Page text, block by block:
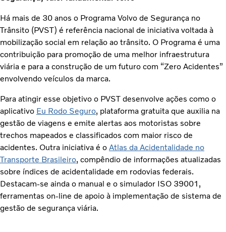
Há mais de 30 anos o Programa Volvo de Segurança no
Trânsito (PVST) é referência nacional de iniciativa voltada à
mobilização social em relação ao trânsito. O Programa é uma
contribuição para promoção de uma melhor infraestrutura
viária e para a construção de um futuro com “Zero Acidentes”
envolvendo veículos da marca.
Para atingir esse objetivo o PVST desenvolve ações como o
aplicativo Eu Rodo Seguro, plataforma gratuita que auxilia na
gestão de viagens e emite alertas aos motoristas sobre
trechos mapeados e classificados com maior risco de
acidentes. Outra iniciativa é o Atlas da Acidentalidade no
Transporte Brasileiro, compêndio de informações atualizadas
sobre índices de acidentalidade em rodovias federais.
Destacam-se ainda o manual e o simulador ISO 39001,
ferramentas on-line de apoio à implementação de sistema de
gestão de segurança viária.